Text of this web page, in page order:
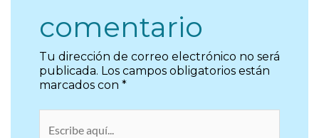
comentario
Tu dirección de correo electrónico no será
publicada. Los campos obligatorios están
marcados con *